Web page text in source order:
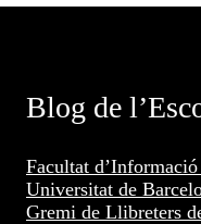
Blog de
Facultat
Universitat de
Gremi de Llibreters